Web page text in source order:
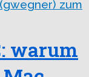
warum